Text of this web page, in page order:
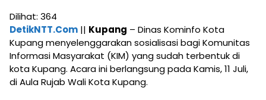
Dilihat: 364
DetikNTT.Com || Kupang – Dinas Kominfo Kota
Kupang menyelenggarakan sosialisasi bagi Komunitas
Informasi Masyarakat (KIM) yang sudah terbentuk di
kota Kupang. Acara ini berlangsung pada Kamis, 11 Juli,
di Aula Rujab Wali Kota Kupang.